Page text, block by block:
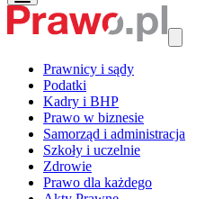
Prawnicy i sądy
Podatki
Kadry i BHP
Prawo w biznesie
Samorząd i administracja
Szkoły i uczelnie
Zdrowie
Prawo dla każdego